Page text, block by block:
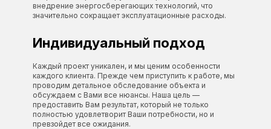
внедрение энергосберегающих технологий, что
значительно сокращает эксплуатационные расходы.
Каждый проект уникален, и мы ценим особенности
каждого клиента. Прежде чем приступить к работе, мы
проводим детальное обследование объекта и
обсуждаем с Вами все нюансы. Наша цель —
предоставить Вам результат, который не только
полностью удовлетворит Ваши потребности, но и
превзойдет все ожидания.
Индивидуальный подход